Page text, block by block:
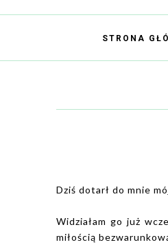
STRONA
Dziś dotarł do mnie
Widziałam go już
miłością